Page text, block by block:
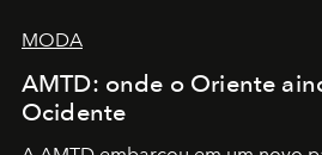
MODA
AMTD: onde o Oriente
Ocidente